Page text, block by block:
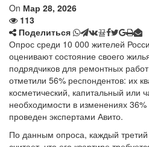
On Мар 28, 2026
113
Поделиться
Опрос среди 10 000 жителей
оценивают состояние своего
подрядчиков для ремонтных
отметили 56% респондентов: их
косметический, капитальный или
необходимости в изменениях
проведен экспертами Авито.
По данным опроса, каждый